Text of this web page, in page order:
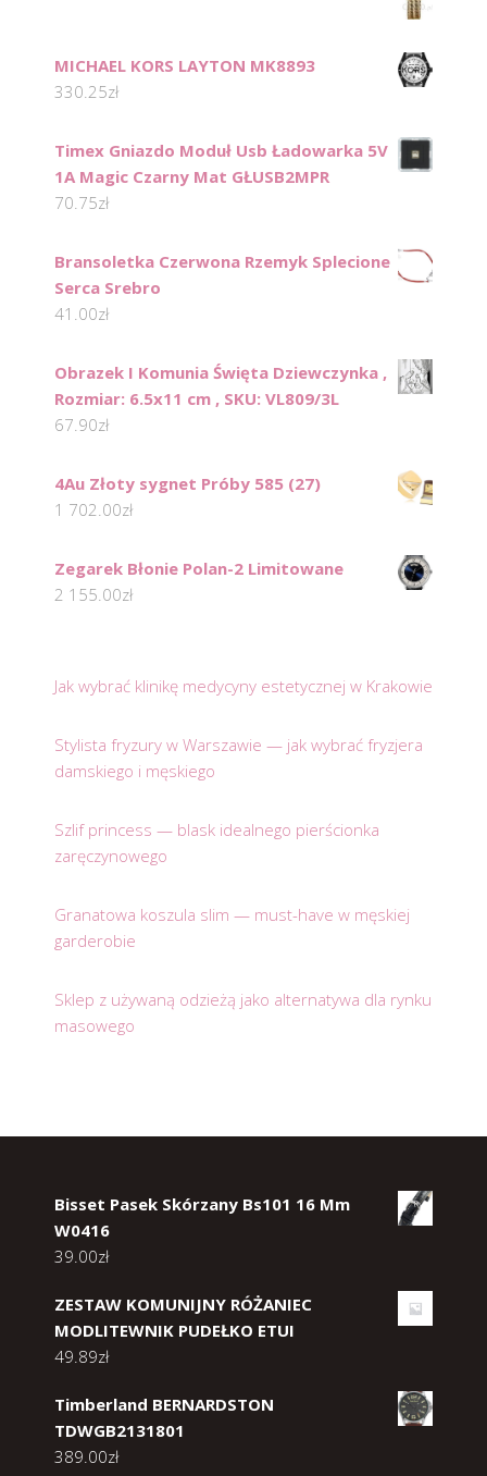
MICHAEL KORS LAYTON MK8893
330.25zł
Timex Gniazdo Moduł Usb Ładowarka 5V
1A Magic Czarny Mat GŁUSB2MPR
70.75zł
Bransoletka Czerwona Rzemyk Splecione
Serca Srebro
41.00zł
Obrazek I Komunia Święta Dziewczynka ,
Rozmiar: 6.5x11 cm , SKU: VL809/3L
67.90zł
4Au Złoty sygnet Próby 585 (27)
1 702.00zł
Zegarek Błonie Polan-2 Limitowane
2 155.00zł
Jak wybrać klinikę medycyny estetycznej w Krakowie
Stylista fryzury w Warszawie — jak wybrać fryzjera
damskiego i męskiego
Szlif princess — blask idealnego pierścionka
zaręczynowego
Granatowa koszula slim — must-have w męskiej
garderobie
Sklep z używaną odzieżą jako alternatywa dla rynku
masowego
Bisset Pasek Skórzany Bs101 16 Mm
W0416
39.00zł
ZESTAW KOMUNIJNY RÓŻANIEC
MODLITEWNIK PUDEŁKO ETUI
49.89zł
Timberland BERNARDSTON
TDWGB2131801
389.00zł